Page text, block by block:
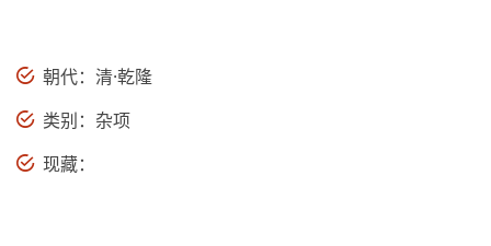
朝代：清·乾隆
类别：杂项
现藏：